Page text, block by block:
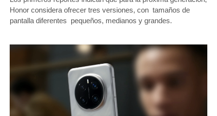
Honor considera ofrecer tres versiones, con tamaños de
pantalla diferentes pequeños, medianos y grandes.